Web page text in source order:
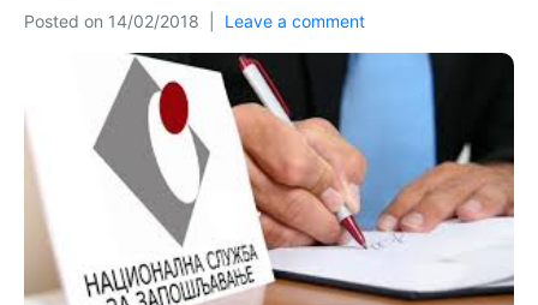
Posted on 14/02/2018 Leave a comment